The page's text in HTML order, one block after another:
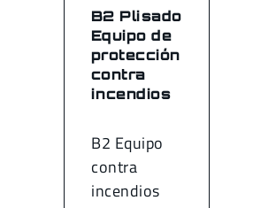
B2 Equipo
contra
incendios
B2 Plisado
Equipo de
protección
contra
incendios